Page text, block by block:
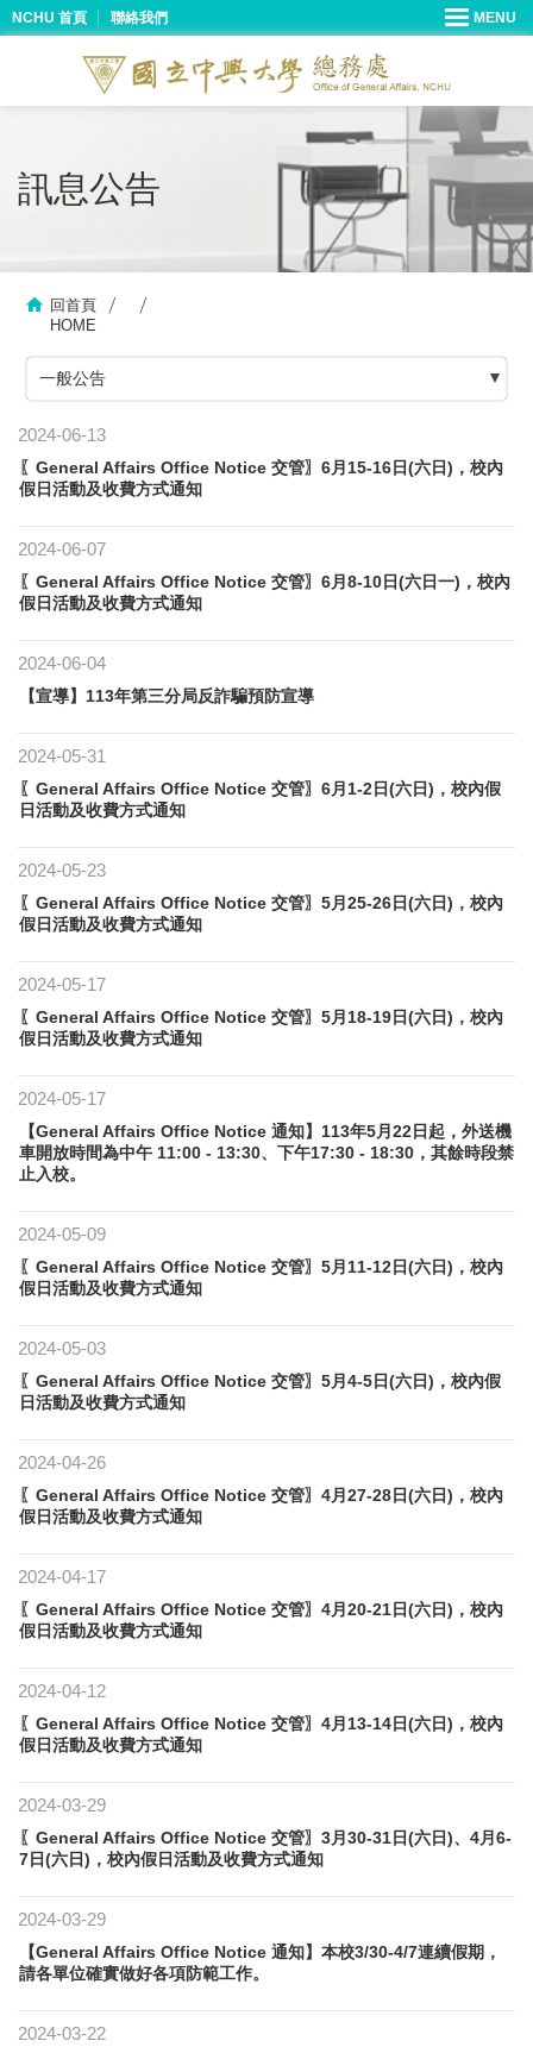
NCHU 首頁 聯絡我們
訊息公告
回首頁
HOME
一般公告
2024-06-13
〖General Affairs Office Notice 交管〗6月15-16日(六日)，校內
假日活動及收費方式通知
2024-06-07
〖General Affairs Office Notice 交管〗6月8-10日(六日一)，校內
假日活動及收費方式通知
2024-06-04
【宣導】113年​第三分局反詐騙預防宣導
2024-05-31
〖General Affairs Office Notice 交管〗6月1-2日(六日)，校內假
日活動及收費方式通知
2024-05-23
〖General Affairs Office Notice 交管〗5月25-26日(六日)，校內
假日活動及收費方式通知
2024-05-17
〖General Affairs Office Notice 交管〗5月18-19日(六日)，校內
假日活動及收費方式通知
2024-05-17
【General Affairs Office Notice 通知】113年5月22日起，外送機
車開放時間為中午 11:00 - 13:30、下午17:30 - 18:30，其餘時段禁
止入校。
2024-05-09
〖General Affairs Office Notice 交管〗5月11-12日(六日)，校內
假日活動及收費方式通知
2024-05-03
〖General Affairs Office Notice 交管〗5月4-5日(六日)，校內假
日活動及收費方式通知
2024-04-26
〖General Affairs Office Notice 交管〗4月27-28日(六日)，校內
假日活動及收費方式通知
2024-04-17
〖General Affairs Office Notice 交管〗4月20-21日(六日)，校內
假日活動及收費方式通知
2024-04-12
〖General Affairs Office Notice 交管〗4月13-14日(六日)，校內
假日活動及收費方式通知
2024-03-29
〖General Affairs Office Notice 交管〗3月30-31日(六日)、4月6-
7日(六日)，校內假日活動及收費方式通知
2024-03-29
【General Affairs Office Notice 通知】本校3/30-4/7連續假期，
請各單位確實做好各項防範工作。
2024-03-22